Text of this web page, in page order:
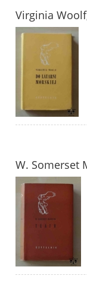
Virginia
W. Somerset